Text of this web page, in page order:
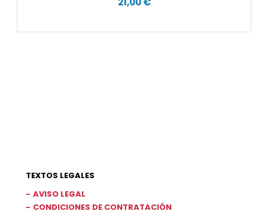
TEXTOS LEGALES
AVISO LEGAL
CONDICIONES DE CONTRATACIÓN